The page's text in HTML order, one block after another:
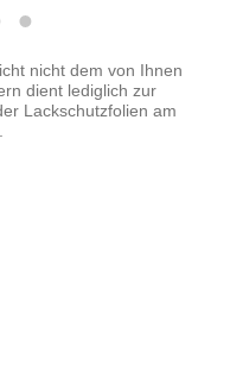
nicht dem von Ihnen
dient lediglich zur
Lackschutzfolien am